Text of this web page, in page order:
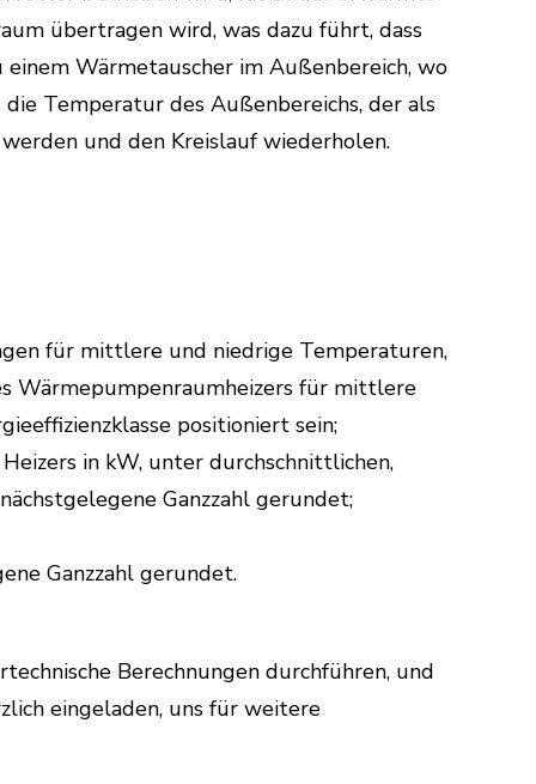
übertragen wird, was dazu führt, dass
Wärmetauscher im Außenbereich, wo
Temperatur des Außenbereichs, der als
und den Kreislauf wiederholen.
für mittlere und niedrige Temperaturen,
Wärmepumpenraumheizers für mittlere
positioniert sein;
in kW, unter durchschnittlichen,
Ganzzahl gerundet;
Ganzzahl gerundet.
Berechnungen durchführen, und
eingeladen, uns für weitere